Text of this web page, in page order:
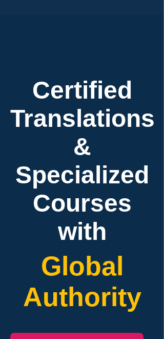
Certified
Translations
&
Specialized
Courses
with
Global
Authority